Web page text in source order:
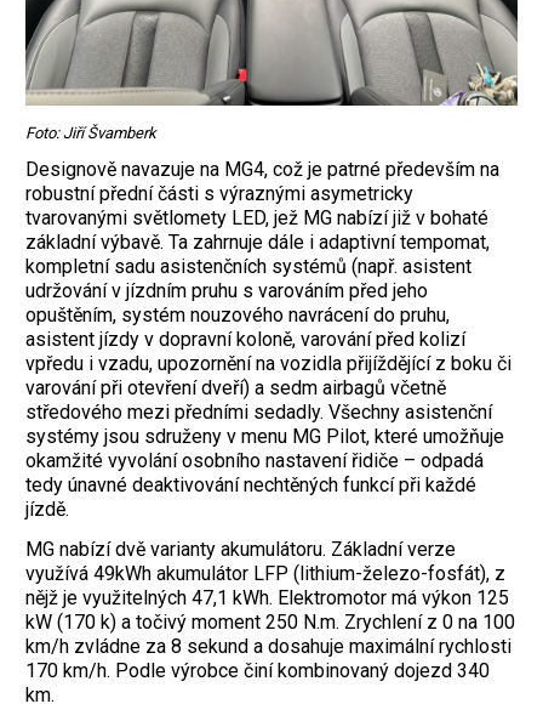
Foto: Jiří Švamberk
Designově navazuje na MG4, což je patrné především na
robustní přední části s výraznými asymetricky
tvarovanými světlomety LED, jež MG nabízí již v bohaté
základní výbavě. Ta zahrnuje dále i adaptivní tempomat,
kompletní sadu asistenčních systémů (např. asistent
udržování v jízdním pruhu s varováním před jeho
opuštěním, systém nouzového navrácení do pruhu,
asistent jízdy v dopravní koloně, varování před kolizí
vpředu i vzadu, upozornění na vozidla přijíždějící z boku či
varování při otevření dveří) a sedm airbagů včetně
středového mezi předními sedadly. Všechny asistenční
systémy jsou sdruženy v menu MG Pilot, které umožňuje
okamžité vyvolání osobního nastavení řidiče – odpadá
tedy únavné deaktivování nechtěných funkcí při každé
jízdě.
MG nabízí dvě varianty akumulátoru. Základní verze
využívá 49kWh akumulátor LFP (lithium-železo-fosfát), z
nějž je využitelných 47,1 kWh. Elektromotor má výkon 125
kW (170 k) a točivý moment 250 N.m. Zrychlení z 0 na 100
km/h zvládne za 8 sekund a dosahuje maximální rychlosti
170 km/h. Podle výrobce činí kombinovaný dojezd 340
km.